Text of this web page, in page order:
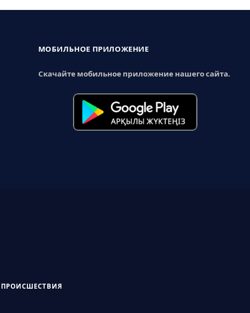
МОБИЛЬНОЕ ПРИЛОЖЕНИЕ
Скачайте мобильное приложение нашего сайта.